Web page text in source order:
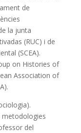
de
la junta
(RUC) i de
(SCEA).
on Histories of
Association of
metodologies
del